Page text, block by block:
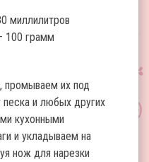
миллилитров
100 грамм
промываем их под
песка и любых других
кухонными
и укладываем на
нож для нарезки